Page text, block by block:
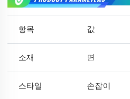
항목 값
소재 면
스타일 손잡이